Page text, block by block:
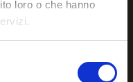
loro o che hanno
o